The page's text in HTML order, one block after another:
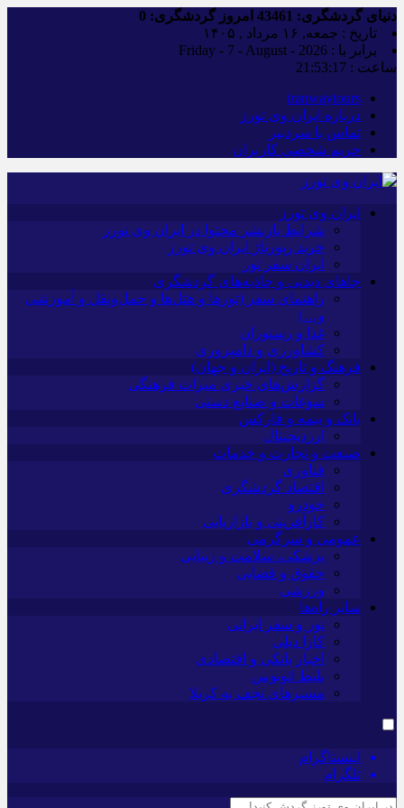
دنیای گردشگری: امروز گردشگری:
تاریخ : جمعه, ۱۶ مرداد , ۱۴۰۵
برابر با : Friday - 7 - August - 2026
ساعت : 21:53:18
iranwaytours
درباره ایران وی تورز
تماس با سردبیر
حریم شخصی کاربران
ایران وی تورز
شرایط بازنشر محتوا در ایران وی تورز
خرید رپورتاژ ایران وی تورز
ایران سفر تور
جاهای دیدنی و جاذبه‌های گردشگری
راهنمای سفر (تورها و هتل‌ها و حمل‌و‌نقل و آموزشی
و…)
غذا و رستوران
کشاورزی و دامپروری
فرهنگ و تاریخ (ایران و جهان)
گزارش‌های خبری میراث فرهنگی
سوغات و صنایع دستی
بانک و بیمه و فارکس
ارزدیجیتال
صنعت و تجارت و خدمات
فناوری
اقتصاد گردشگری
خودرو
کارآفرینی و بازاریابی
عمومی و سرگرمی
پزشکی، سلامت و زیبایی
حقوق و قضایی
ورزشی
سایر راه‌ها
تور و سفر ایرانی
کارا دیلی
اخبار بانکی و اقتصادی
بلیط اتوبوس
مسیرهای نجف به کربلا
اینستاگرام
تلگرام